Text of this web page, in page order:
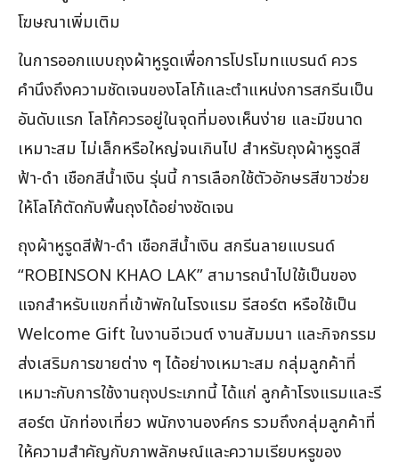
โฆษณาเพิ่มเติม
ในการออกแบบถุงผ้าหูรูดเพื่อการโปรโมทแบรนด์ ควร
คำนึงถึงความชัดเจนของโลโก้และตำแหน่งการสกรีนเป็น
อันดับแรก โลโก้ควรอยู่ในจุดที่มองเห็นง่าย และมีขนาด
เหมาะสม ไม่เล็กหรือใหญ่จนเกินไป สำหรับถุงผ้าหูรูดสี
ฟ้า-ดำ เชือกสีน้ำเงิน รุ่นนี้ การเลือกใช้ตัวอักษรสีขาวช่วย
ให้โลโก้ตัดกับพื้นถุงได้อย่างชัดเจน
ถุงผ้าหูรูดสีฟ้า-ดำ เชือกสีน้ำเงิน สกรีนลายแบรนด์
“ROBINSON KHAO LAK” สามารถนำไปใช้เป็นของ
แจกสำหรับแขกที่เข้าพักในโรงแรม รีสอร์ต หรือใช้เป็น
Welcome Gift ในงานอีเวนต์ งานสัมมนา และกิจกรรม
ส่งเสริมการขายต่าง ๆ ได้อย่างเหมาะสม กลุ่มลูกค้าที่
เหมาะกับการใช้งานถุงประเภทนี้ ได้แก่ ลูกค้าโรงแรมและรี
สอร์ต นักท่องเที่ยว พนักงานองค์กร รวมถึงกลุ่มลูกค้าที่
ให้ความสำคัญกับภาพลักษณ์และความเรียบหรูของ